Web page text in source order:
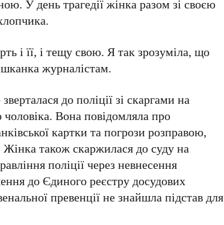
У день трагедії жінка разом зі своєю
і її, і тещу свою. Я так зрозуміла, що
журналістам.
до поліції зі скаргами на
Вона повідомляла про
картки та погрози розправою,
Жінка також скаржилася до суду на
поліції через невнесення
до Єдиного реєстру досудових
превенції не знайшла підстав для